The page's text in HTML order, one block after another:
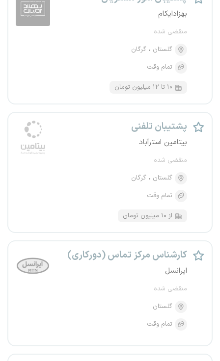
بهزادایکام
منقضی شده
گلستان
گرگان
تمام وقت
۱۰ تا ۱۲ میلیون تومان
پشتیبان تلفنی
بیتامین استرآباد
منقضی شده
گلستان
گرگان
تمام وقت
از ۱۰ میلیون تومان
کارشناس مرکز تماس (دورکاری)
ایرانسل
منقضی شده
گلستان
تمام وقت